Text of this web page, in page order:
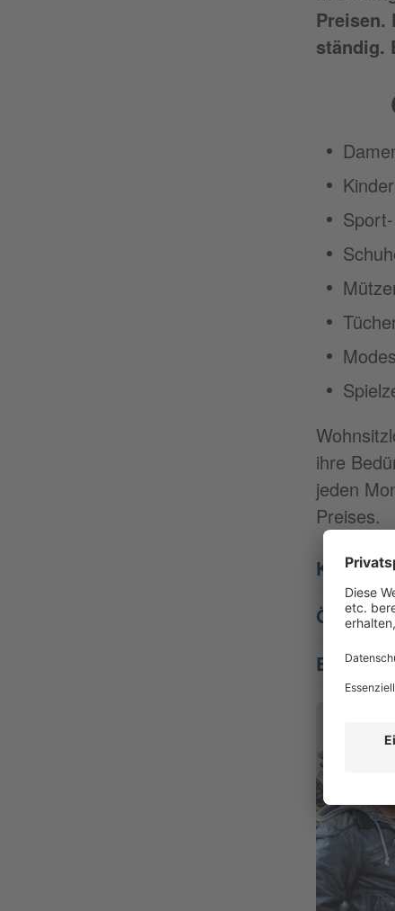
Preisen.
ständig.
ihre
jeden
Preises.